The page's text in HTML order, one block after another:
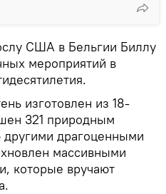
США в Бельгии Биллу
мероприятий в
изготовлен из 18-
321 природным
драгоценными
массивными
которые вручают